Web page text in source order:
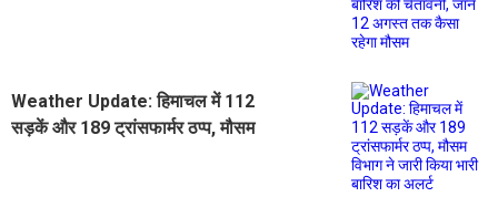
Weather Update: हिमाचल में 112
सड़कें और 189 ट्रांसफार्मर ठप्प, मौसम